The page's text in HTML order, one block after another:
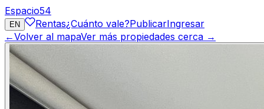
Espacio54
EN Rentas¿Cuánto vale?PublicarIngresar
←Volver al mapaVer más propiedades cerca →